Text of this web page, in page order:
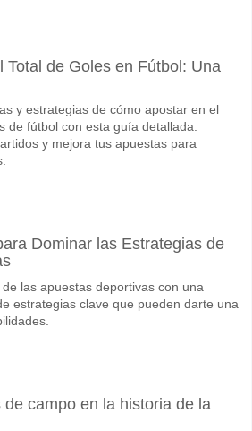
con un porcentaje de 59%.
de resultado correcto para
probar el Resultado Correcto de 1-0
Total de Goles en Fútbol: Una
y estrategias de cómo apostar en el
de fútbol con esta guía detallada.
y mejora tus apuestas para
Dominar las Estrategias de
las apuestas deportivas con una
estrategias clave que pueden darte una
campo en la historia de la